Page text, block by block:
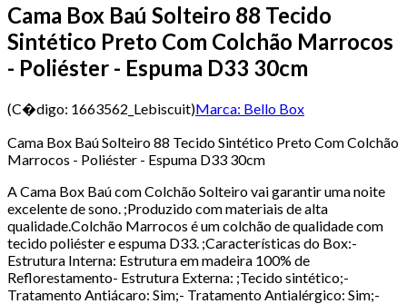
Cama Box Baú Solteiro 88 Tecido
Sintético Preto Com Colchão Marrocos
- Poliéster - Espuma D33 30cm
(C�digo: 1663562_Lebiscuit)Marca: Bello Box
Cama Box Baú Solteiro 88 Tecido Sintético Preto Com Colchão
Marrocos - Poliéster - Espuma D33 30cm
A Cama Box Baú com Colchão Solteiro vai garantir uma noite
excelente de sono. ;Produzido com materiais de alta
qualidade.Colchão Marrocos é um colchão de qualidade com
tecido poliéster e espuma D33. ;Características do Box:-
Estrutura Interna: Estrutura em madeira 100% de
Reflorestamento- Estrutura Externa: ;Tecido sintético;-
Tratamento Antiácaro: Sim;- Tratamento Antialérgico: Sim;-